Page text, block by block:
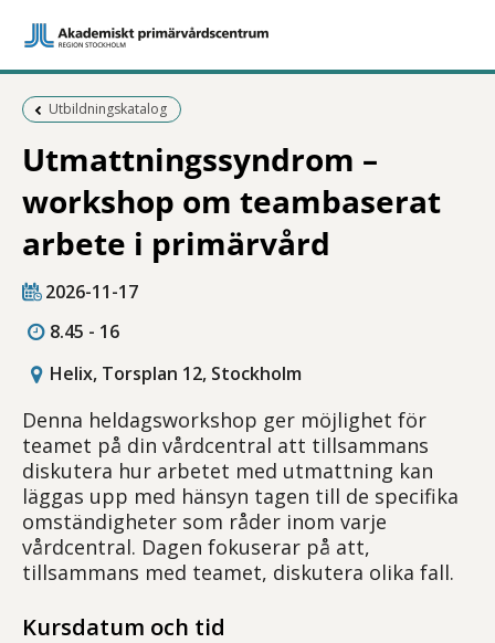
Föregående sida:
Utbildningskatalog
Utmattningssyndrom –
workshop om teambaserat
arbete i primärvård
2026-11-17
8.45 - 16
Helix, Torsplan 12, Stockholm
Denna heldagsworkshop ger möjlighet för
teamet på din vårdcentral att tillsammans
diskutera hur arbetet med utmattning kan
läggas upp med hänsyn tagen till de specifika
omständigheter som råder inom varje
vårdcentral. Dagen fokuserar på att,
tillsammans med teamet, diskutera olika fall.
Kursdatum och tid